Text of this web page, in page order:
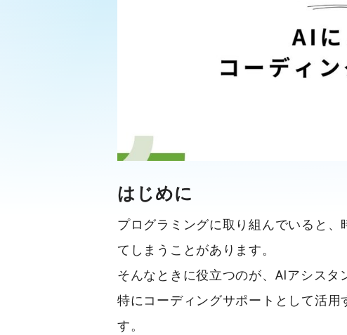
はじめに
プログラミングに取り組んでいると
てしまうことがあります。
そんなときに役立つのが、AIアシスタ
特にコーディングサポートとして活用
す。